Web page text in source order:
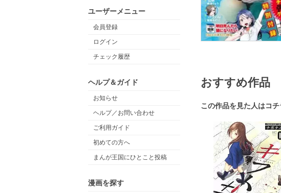
ユーザーメニュー
会員登録
ログイン
チェック履歴
ヘルプ＆ガイド
お知らせ
ヘルプ／お問い合わせ
ご利用ガイド
初めての方へ
まんが王国にひとこと投稿
漫画を探す
おすすめ作品
この作品を見た人はコ